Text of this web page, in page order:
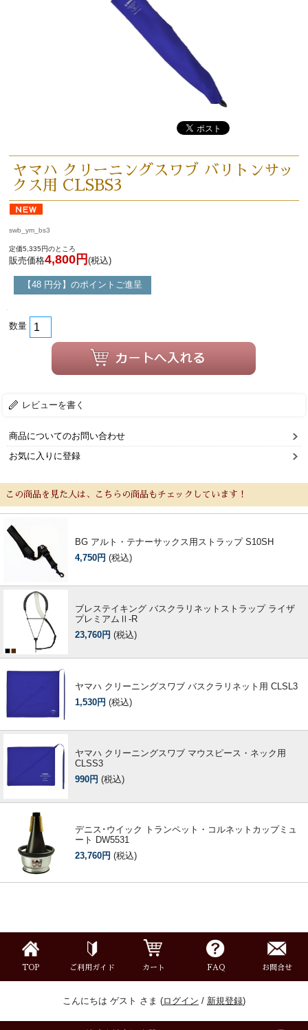
ヤマハ クリーニングスワブ バリトンサッ
クス用 CLSBS3
swb_ym_bs3
定価5,335円のところ
販売価格4,800円 (税込)
【48 円分】のポイントご進呈
数量
レビューを書く
商品についてのお問い合わせ
お気に入りに登録
この商品を見た人は、こちらの商品もチェックしています！
BG アルト・テナーサックス用ストラップ S10SH
4,750円 (税込)
ブレステイキング バスクラリネットストラップ ライザ
プレミアムⅡ-R
23,760円 (税込)
ヤマハ クリーニングスワブ バスクラリネット用 CLSL3
1,530円 (税込)
ヤマハ クリーニングスワブ マウスピース・ネック用
CLSS3
990円 (税込)
デニス･ウイック トランペット・コルネットカップミュ
ート DW5531
23,760円 (税込)
TOP ご利用ガイド カート FAQ お問合せ
こんにちは ゲスト さま (ログイン / 新規登録)